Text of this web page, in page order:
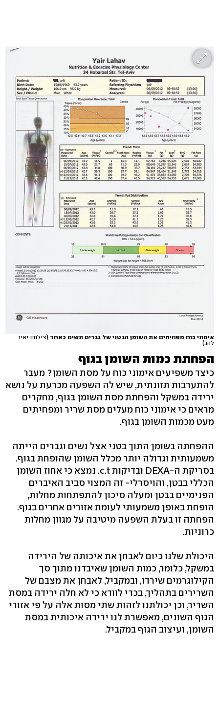
אימוני כוח מפחיתים את השומן הבטני של גברים ונשים כאחד (צילום: יאיר
להב)
הפחתת כמות השומן בגוף
כיצד משפיעים אימוני כוח על מסת השומן? מעבר
להתערבות תזונתית, שיש לה השפעה מכרעת על נושא
ירידה במשקל והפחתת מסת השומן בגוף, מחקרים
מראים כי אימוני כוח מעלים מסת שריר ומפחיתים
מעט מכמות השומן בגוף.
ההפחתה בשומן התוך בטני אצל נשים וגברים הייתה
משמעותית וגדולה יותר מכלל השומן שהופחת בגוף.
בסריקת ה-DEXA ובדיקות c.t. נמצא כי אחוז השומן
הכללי בבטן, והויסרלי- זה המצוי סביב האיברים
הפנימיים בבטן ומעלה סיכון להתפתחות מחלות,
הופחת באופן משמעותי לעומת אזורים אחרים בגוף.
הפחתה זו בעלת השפעה מיטיבה על מגוון מחלות
כרוניות.
היכולת שלנו כיום לאבחן את איכותה של הירידה
במשקל, כלומר, כמות השומן שאיבדנו מתוך סך
הקילוגרמים שירדו, ובמקביל, לאבחן את מצבם של
השרירים בתהליך, בכדי לוודא כי לא חלה ירידה במסת
השריר, וכן יכולתנו לזהות שתי מסות אלה על פי אזורי
הגוף השונים, מאפשרת לנו ירידה איכותית במסת
השומן, ועיצוב הגוף במקביל.